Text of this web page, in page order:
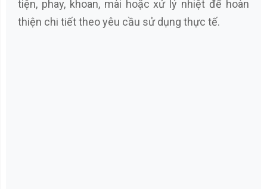
tiện, phay, khoan, mài hoặc xử lý nhiệt để hoàn
thiện chi tiết theo yêu cầu sử dụng thực tế.